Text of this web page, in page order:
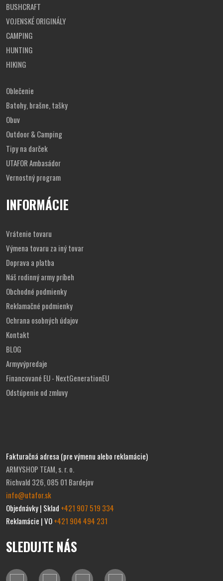
BUSHCRAFT
VOJENSKÉ ORIGINÁLY
CAMPING
HUNTING
HIKING
Oblečenie
Batohy, brašne, tašky
Obuv
Outdoor & Camping
Tipy na darček
UTAFOR Ambasádor
Vernostný program
INFORMÁCIE
Vrátenie tovaru
Výmena tovaru za iný tovar
Doprava a platba
Náš rodinný army príbeh
Obchodné podmienky
Reklamačné podmienky
Ochrana osobných údajov
Kontakt
BLOG
Armyvýpredaje
Financované EU - NextGenerationEU
Odstúpenie od zmluvy
Fakturačná adresa (pre výmenu alebo reklamácie)
ARMYSHOP TEAM, s. r. o.
Richvald 326, 085 01 Bardejov
info@utafor.sk
Objednávky | Sklad +421 907 519 334
Reklamácie | VO+421 904 494 231
SLEDUJTE NÁS